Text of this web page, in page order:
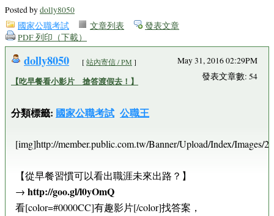
Posted bydolly8050
國家公職考試
文章列表
發表文章
PDF 列印（下載）
dolly8050 [站內寄信 / PM ]
【吃早餐看小影片 搶答渡假去！】
分類標籤: 國家公職考試 公職王
May 31, 2016 02:29PM
發表文章數: 54
[img]http://member.public.com.tw/Banner/Upload/Index/Images/
【從早餐習慣可以看出職涯未來出路？】
→ http://goo.gl/l0yOmQ
看[color=#0000CC]有趣影片[/color]找答案，